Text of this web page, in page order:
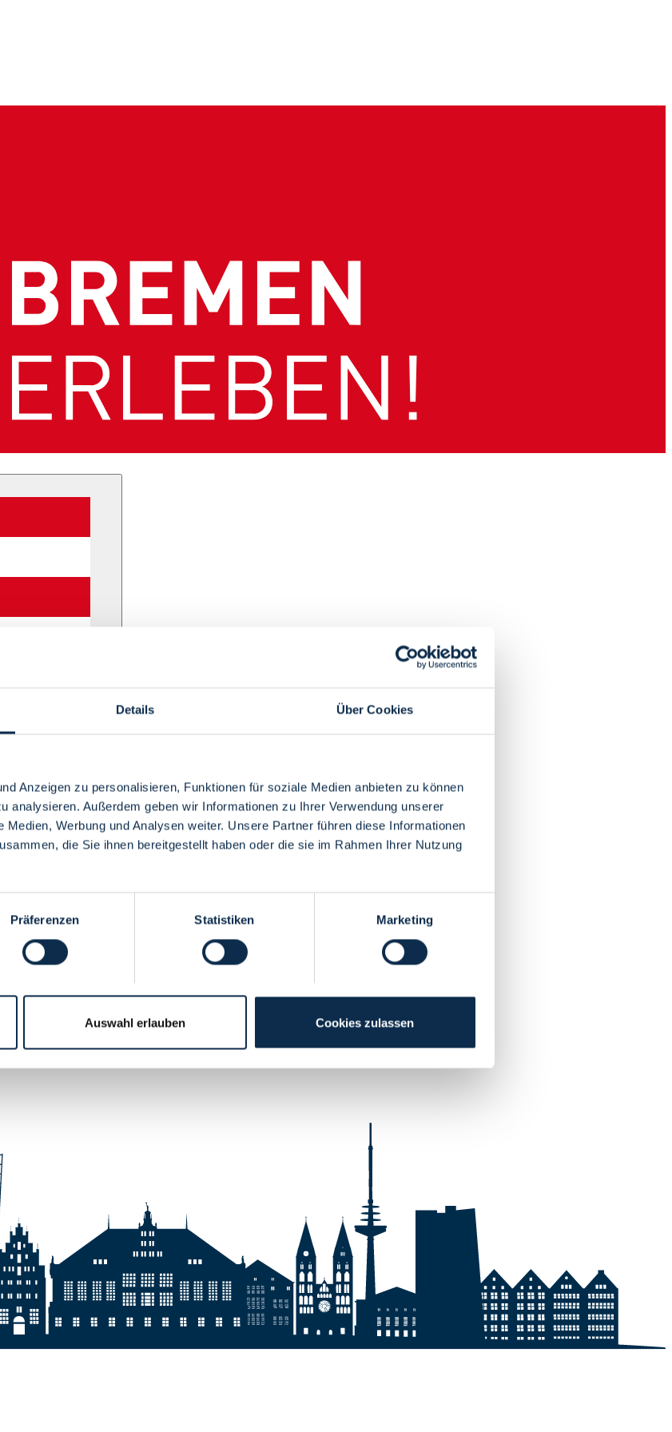
Details Über Cookies
Anzeigen zu personalisieren, Funktionen für soziale Medien anbieten zu können
analysieren. Außerdem geben wir Informationen zu Ihrer Verwendung unserer
Werbung und Analysen weiter. Unsere Partner führen diese Informationen
die Sie ihnen bereitgestellt haben oder die sie im Rahmen Ihrer Nutzung
Präferenzen Statistiken Marketing
Auswahl erlauben Cookies zulassen
Menü